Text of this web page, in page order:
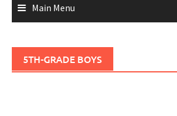
Main Menu
5TH-GRADE BOYS